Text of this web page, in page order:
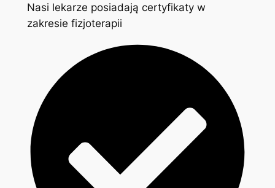
Nasi lekarze posiadają certyfikaty w
zakresie fizjoterapii